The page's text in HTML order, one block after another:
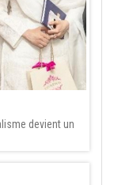
devient un